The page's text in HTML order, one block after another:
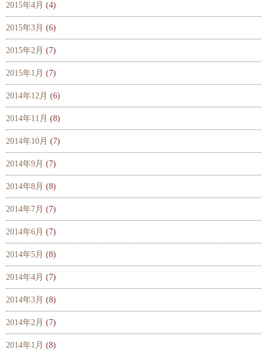
2015年4月 (4)
2015年3月 (6)
2015年2月 (7)
2015年1月 (7)
2014年12月 (6)
2014年11月 (8)
2014年10月 (7)
2014年9月 (7)
2014年8月 (8)
2014年7月 (7)
2014年6月 (7)
2014年5月 (8)
2014年4月 (7)
2014年3月 (8)
2014年2月 (7)
2014年1月 (8)